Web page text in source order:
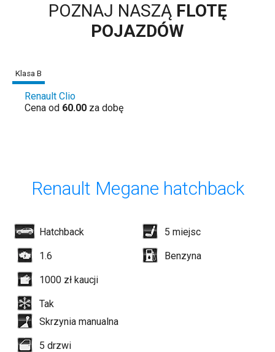
POZNAJ NASZĄ FLOTĘ
POJAZDÓW
Klasa B
Renault Clio
Cena od 60.00 za dobę
Renault Megane hatchback
Hatchback
1.6
1000 zł kaucji
Tak
5 miejsc
Benzyna
Skrzynia manualna
5 drzwi